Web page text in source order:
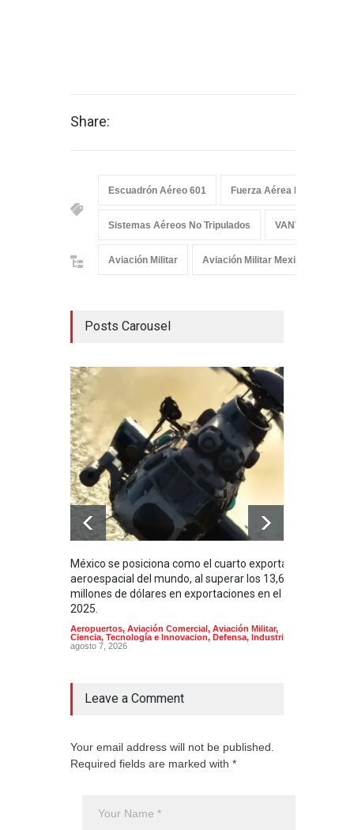
Share:
Escuadrón Aéreo 601 Fuerza Aérea Mexicana
Sistemas Aéreos No Tripulados VANT
Aviación Militar Aviación Militar Mexicana
Posts Carousel
México se posiciona como el cuarto exportador
aeroespacial del mundo, al superar los 13,600
millones de dólares en exportaciones en el
2025.
Aeropuertos, Aviación Comercial, Aviación Militar,
Ciencia, Tecnología e Innovacion, Defensa, Industria
agosto 7, 2026
Leave a Comment
Your email address will not be published.
Required fields are marked with *